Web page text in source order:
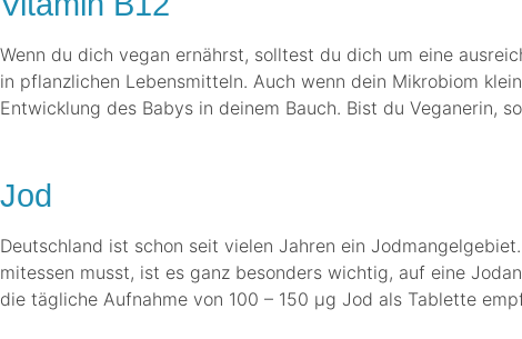
Wenn du dich vegan ernährst, solltest du dich um eine
in pflanzlichen Lebensmitteln. Auch wenn dein Mikrobiom
Entwicklung des Babys in deinem Bauch. Bist du Veganerin,
Jod
Deutschland ist schon seit vielen Jahren ein
mitessen musst, ist es ganz besonders wichtig, auf eine
die tägliche Aufnahme von 100 – 150 µg Jod als Tablette